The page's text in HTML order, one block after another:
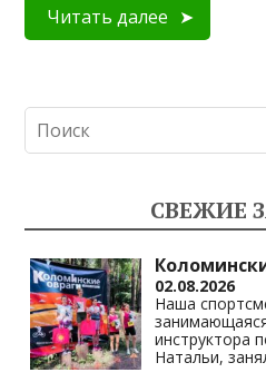
Читать далее
СВЕЖИЕ
02.08.2026
Наша
инструктора
Натальи,